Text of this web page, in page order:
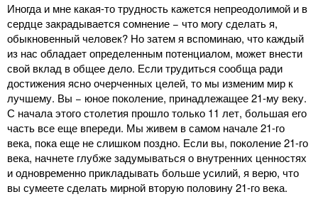
Иногда и мне какая-то трудность кажется непреодолимой и в
сердце закрадывается сомнение − что могу сделать я,
обыкновенный человек? Но затем я вспоминаю, что каждый
из нас обладает определенным потенциалом, может внести
свой вклад в общее дело. Если трудиться сообща ради
достижения ясно очерченных целей, то мы изменим мир к
лучшему. Вы − юное поколение, принадлежащее 21-му веку.
С начала этого столетия прошло только 11 лет, большая его
часть все еще впереди. Мы живем в самом начале 21-го
века, пока еще не слишком поздно. Если вы, поколение 21-го
века, начнете глубже задумываться о внутренних ценностях
и одновременно прикладывать больше усилий, я верю, что
вы сумеете сделать мирной вторую половину 21-го века.